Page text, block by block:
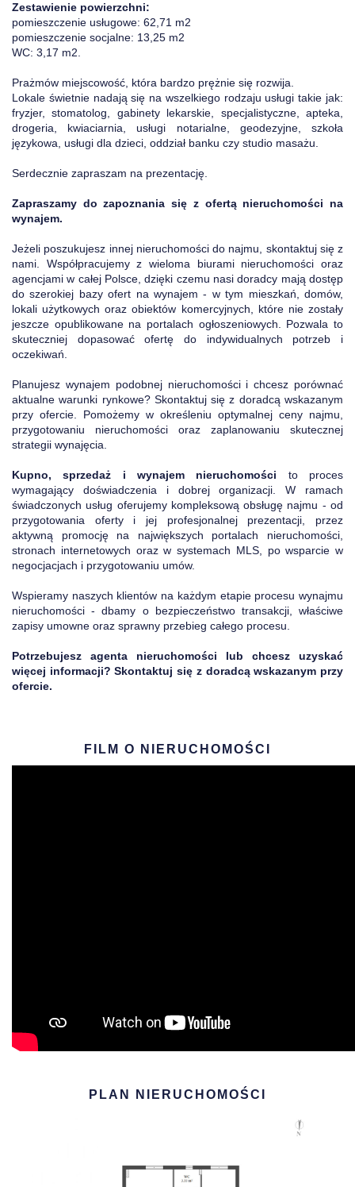
Zestawienie powierzchni:
pomieszczenie usługowe: 62,71 m2
pomieszczenie socjalne: 13,25 m2
WC: 3,17 m2.
Prażmów miejscowość, która bardzo prężnie się rozwija.
Lokale świetnie nadają się na wszelkiego rodzaju usługi takie jak:
fryzjer, stomatolog, gabinety lekarskie, specjalistyczne, apteka,
drogeria, kwiaciarnia, usługi notarialne, geodezyjne, szkoła
językowa, usługi dla dzieci, oddział banku czy studio masażu.
Serdecznie zapraszam na prezentację.
Zapraszamy do zapoznania się z ofertą nieruchomości na
wynajem.
Jeżeli poszukujesz innej nieruchomości do najmu, skontaktuj się z
nami. Współpracujemy z wieloma biurami nieruchomości oraz
agencjami w całej Polsce, dzięki czemu nasi doradcy mają dostęp
do szerokiej bazy ofert na wynajem - w tym mieszkań, domów,
lokali użytkowych oraz obiektów komercyjnych, które nie zostały
jeszcze opublikowane na portalach ogłoszeniowych. Pozwala to
skuteczniej dopasować ofertę do indywidualnych potrzeb i
oczekiwań.
Planujesz wynajem podobnej nieruchomości i chcesz porównać
aktualne warunki rynkowe? Skontaktuj się z doradcą wskazanym
przy ofercie. Pomożemy w określeniu optymalnej ceny najmu,
przygotowaniu nieruchomości oraz zaplanowaniu skutecznej
strategii wynajęcia.
Kupno, sprzedaż i wynajem nieruchomości to proces
wymagający doświadczenia i dobrej organizacji. W ramach
świadczonych usług oferujemy kompleksową obsługę najmu - od
przygotowania oferty i jej profesjonalnej prezentacji, przez
aktywną promocję na największych portalach nieruchomości,
stronach internetowych oraz w systemach MLS, po wsparcie w
negocjacjach i przygotowaniu umów.
Wspieramy naszych klientów na każdym etapie procesu wynajmu
nieruchomości - dbamy o bezpieczeństwo transakcji, właściwe
zapisy umowne oraz sprawny przebieg całego procesu.
Potrzebujesz agenta nieruchomości lub chcesz uzyskać
więcej informacji? Skontaktuj się z doradcą wskazanym przy
ofercie.
FILM O NIERUCHOMOŚCI
PLAN NIERUCHOMOŚCI